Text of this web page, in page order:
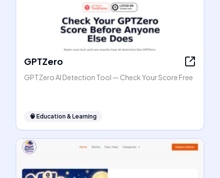
GPTZero
GPTZero AI Detection Tool — Check Your Score Free
🧠 Education & Learning